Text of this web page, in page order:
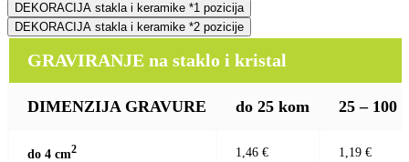
DEKORACIJA stakla i keramike *1 pozicija
DEKORACIJA stakla i keramike *2 pozicije
GRAVIRANJE na staklo i kristal
DIMENZIJA GRAVURE do 25 kom 25 – 100
do 4 cm2 1,46 € 1,19 €